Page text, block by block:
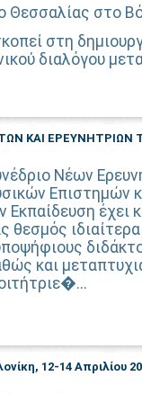
Θεσσαλίας στο
στη
διαλόγου
ΚΑΙ ΕΡΕΥΝΗΤΡΙΩΝ
Νέων
Επιστημών
Εκπαίδευση έχει
θεσμός
και
12-14 Απριλίου